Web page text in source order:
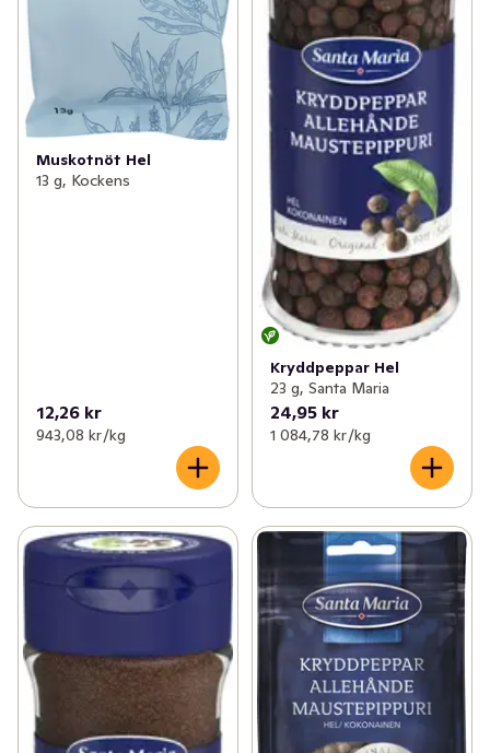
Muskotnöt Hel
13 g, Kockens
12,26 kr
943,08 kr /kg
Kryddpeppar Hel
23 g, Santa Maria
24,95 kr
1 084,78 kr /kg